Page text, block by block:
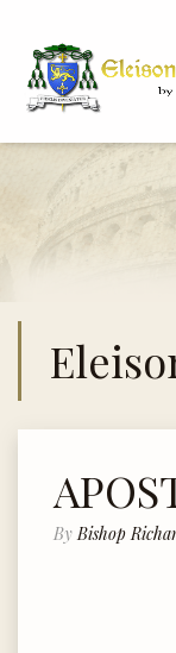
By Bishop